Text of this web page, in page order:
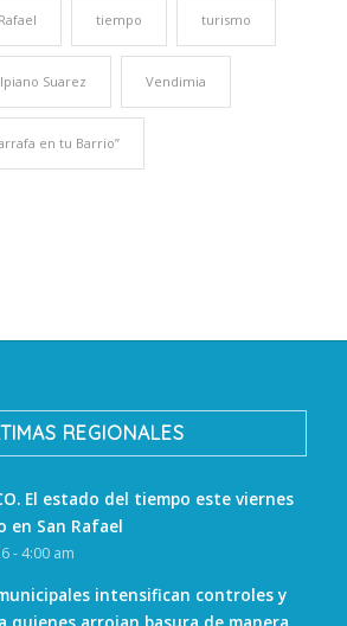
tiempo turismo
Suarez Vendimia
en tu Barrio”
REGIONALES
El estado del tiempo este viernes
en San Rafael
- 4:00 am
intensifican controles y